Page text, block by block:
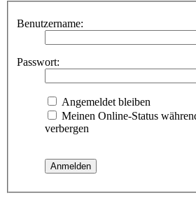
Benutzername:
Passwort:
Angemeldet bleiben
Meinen Online-Status
verbergen